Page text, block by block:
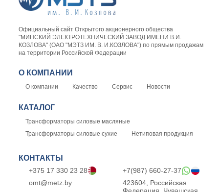
Официальный сайт Открытого акционерного общества
"МИНСКИЙ ЭЛЕКТРОТЕХНИЧЕСКИЙ ЗАВОД ИМЕНИ В.И.
КОЗЛОВА" (ОАО "МЭТЗ ИМ. В. И.КОЗЛОВА") по прямым продажам
на территории Российской Федерации
О КОМПАНИИ
О компании Качество Сервис Новости
КАТАЛОГ
Трансформаторы силовые масляные
Трансформаторы силовые сухие
Нетиповая продукция
КОНТАКТЫ
+375 17 330 23 28
+7(987) 660-27-37
omt@metz.by
423604, Российская